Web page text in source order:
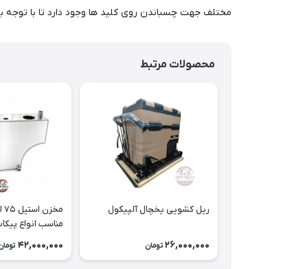
مختلف جهت چسباندن روی کلید ها وجود دارد تا با توجه
محصولات مرتبط
ریل کشویی یخچال آلپیکول
26,000,000 تومان
مناسب انواع
42,000,000